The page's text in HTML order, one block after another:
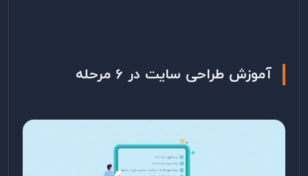
آموزش طراحی سایت در 6 مرحله